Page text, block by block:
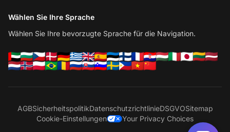
Wählen Sie Ihre Sprache
Wählen Sie Ihre bevorzugte Sprache für die Navigation.
AGBSicherheitspolitikDatenschutzrichtlinieDSGVOSitemap
Cookie-Einstellungen
Your Privacy Choices